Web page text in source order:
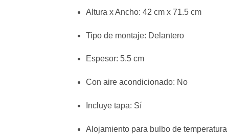
Altura x Ancho: 42 cm x 71.5 cm
Tipo de montaje: Delantero
Espesor: 5.5 cm
Con aire acondicionado: No
Incluye tapa: Sí
Alojamiento para bulbo de temperatura